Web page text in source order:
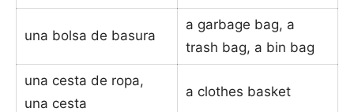
una bolsa de basura
a garbage bag, a
trash bag, a bin bag
una cesta de ropa,
una cesta
a clothes basket